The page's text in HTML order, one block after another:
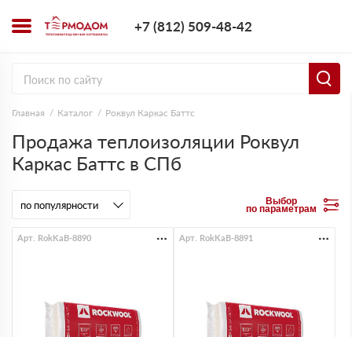
+7 (812) 509-48-42
Главная Каталог Роквул Каркас Баттс
Продажа теплоизоляции Роквул
Каркас Баттс в СПб
Выбор
по параметрам
Арт. RokKaB-8890 Арт. RokKaB-8891